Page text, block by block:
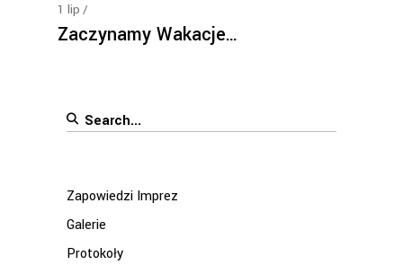
1 lip
Zaczynamy Wakacje…
Search
Zapowiedzi Imprez
Galerie
Protokoły